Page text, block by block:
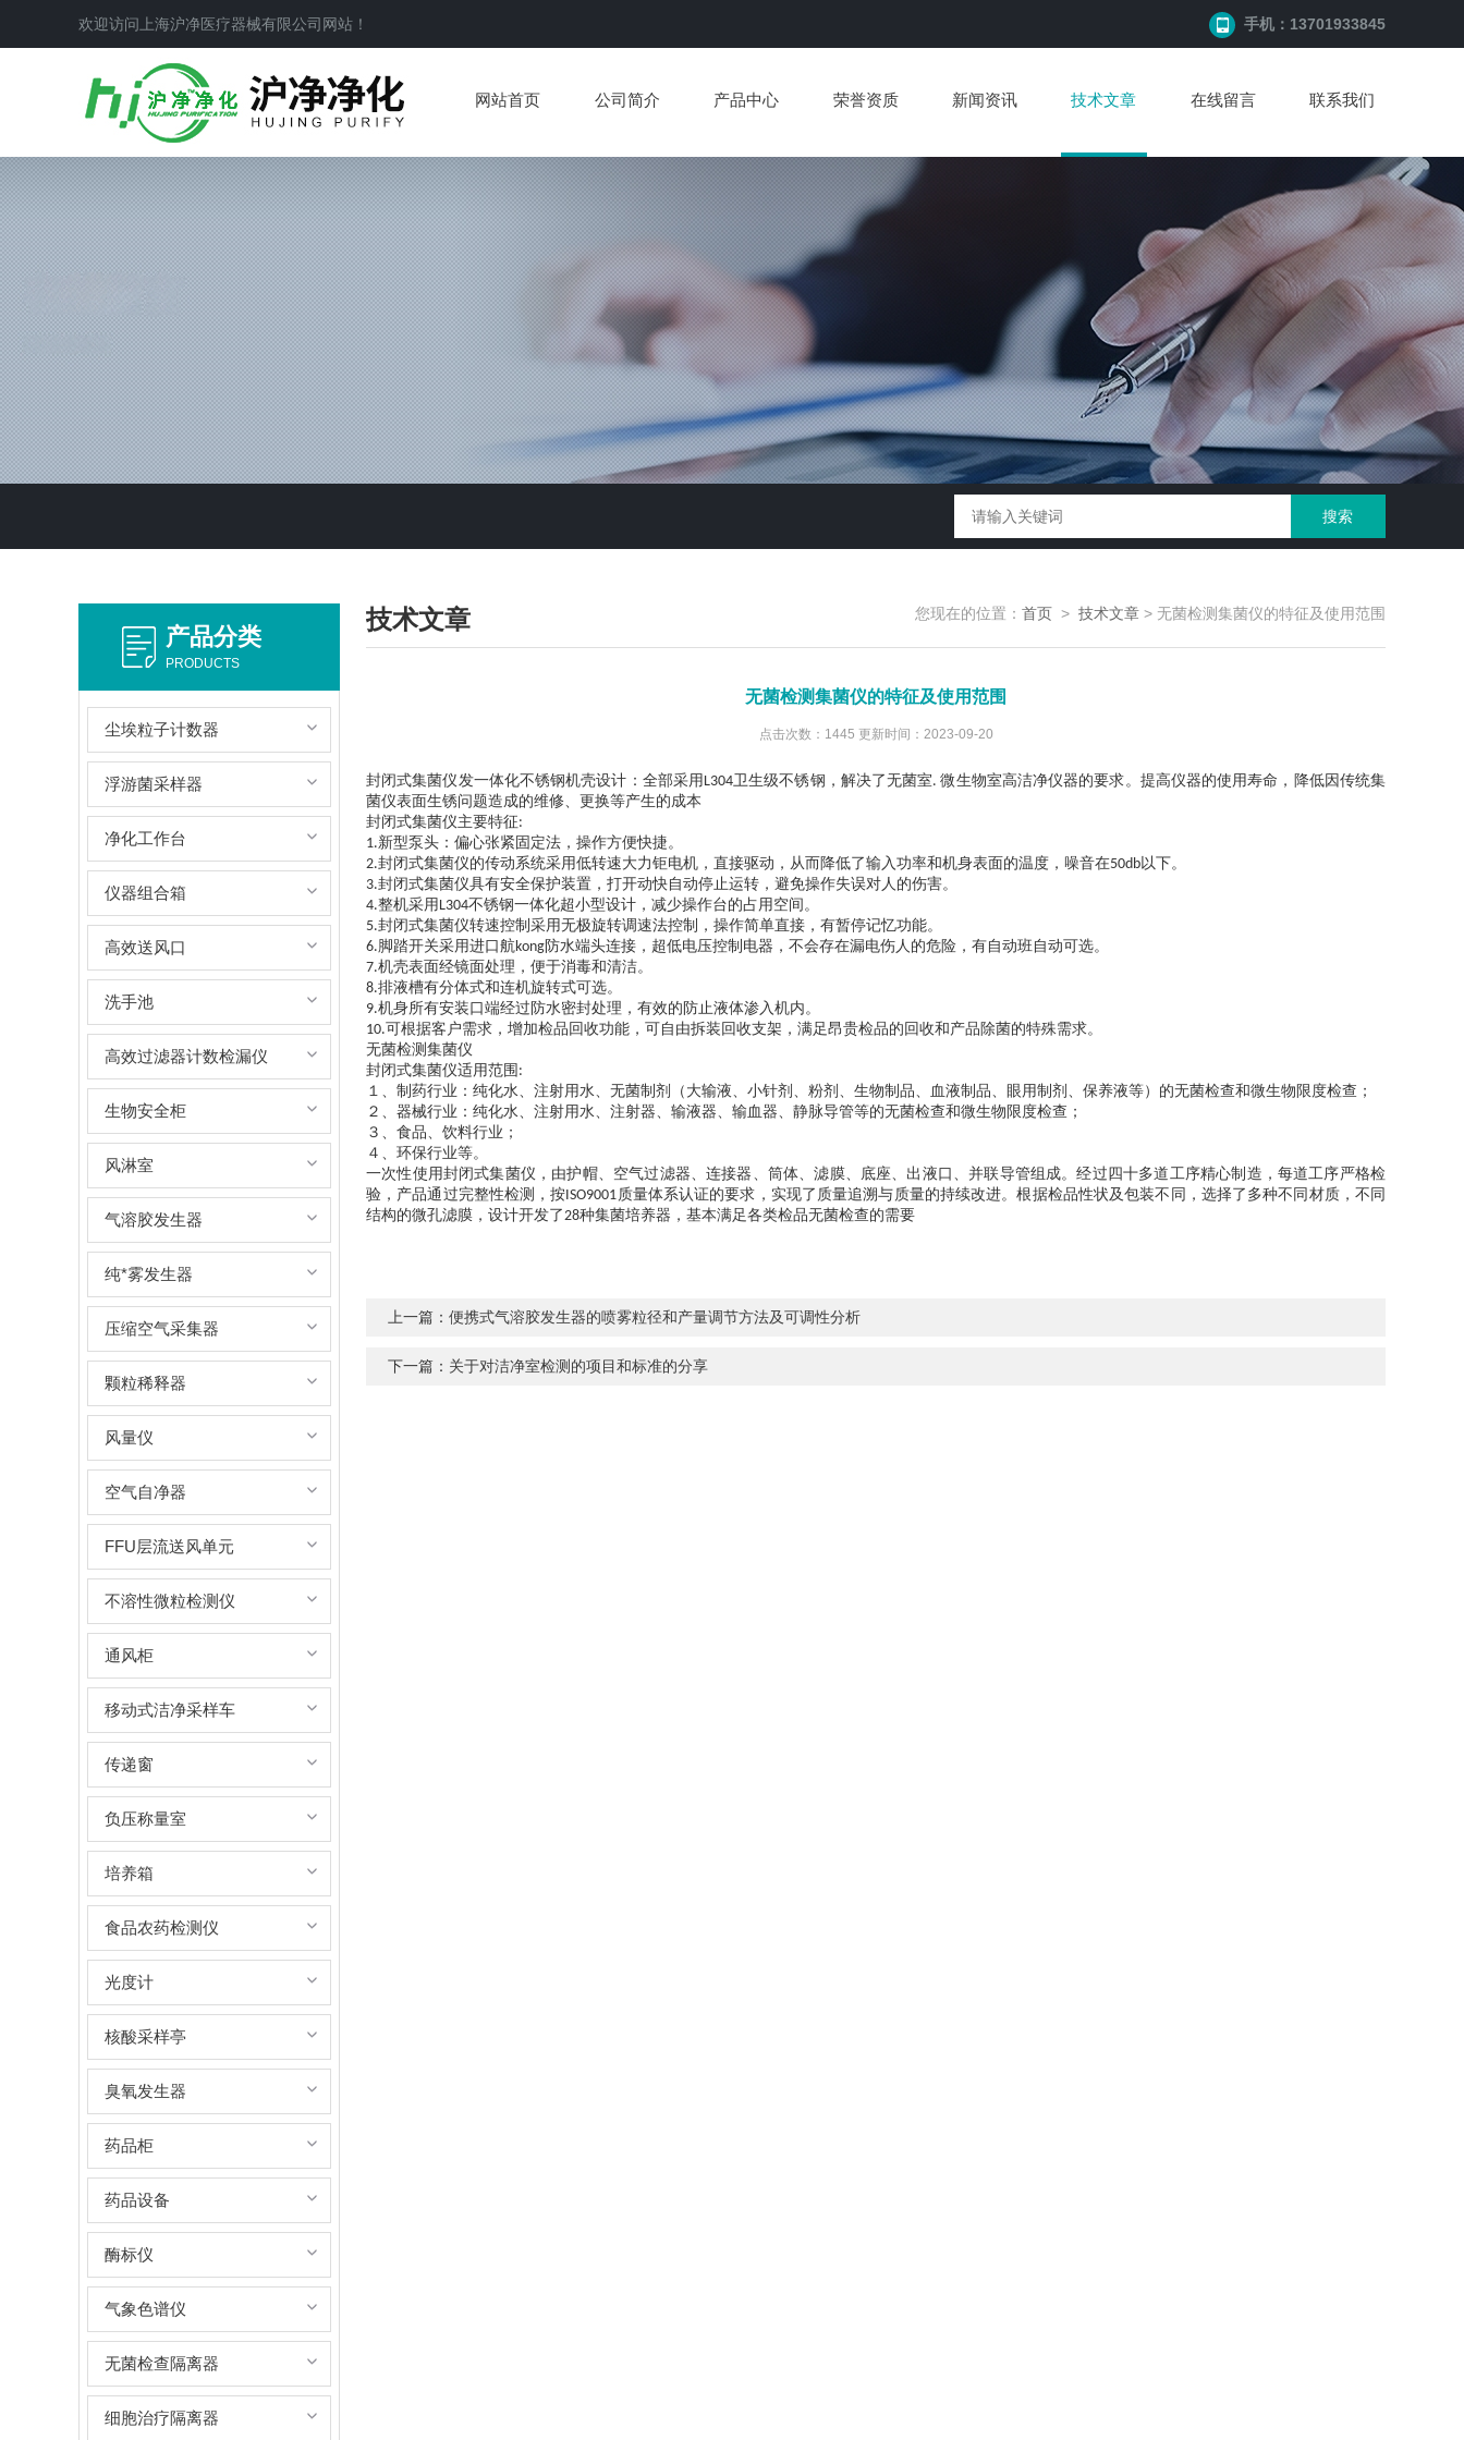
欢迎访问上海沪净医疗器械有限公司网站！ 手机：13701933845
网站首页 公司简介 产品中心 荣誉资质 新闻资讯 技术文章 在线留言 联系我们
技术文章 您现在的位置： 首页 > 技术文章 > 无菌检测集菌仪的特征及使用范围
无菌检测集菌仪的特征及使用范围
点击次数：1445 更新时间：2023-09-20
封闭式集菌仪发一体化不锈钢机壳设计：全部采用 L304卫生级不锈钢，解决了无菌室.微生物室高洁净仪器的要求。提高仪器的使用寿命，降低因传统集
菌仪表面生锈问题造成的维修、更换等产生的成本
封闭式集菌仪主要特征:
1.新型泵头：偏心张紧固定法，操作方便快捷。
2.封闭式集菌仪的传动系统采用低转速大力钜电机，直接驱动，从而降低了输入功率和机身表面的温度，噪音在50db以下。
3.封闭式集菌仪具有安全保护装置，打开动快自动停止运转，避免操作失误对人的伤害。
4.整机采用 L304不锈钢一体化超小型设计，减少操作台的占用空间。
5.封闭式集菌仪转速控制采用无极旋转调速法控制，操作简单直接，有暂停记忆功能。
6.脚踏开关采用进口航kong防水端头连接，超低电压控制电器，不会存在漏电伤人的危险，有自动班自动可选。
7.机壳表面经镜面处理，便于消毒和清洁。
8.排液槽有分体式和连机旋转式可选。
9.机身所有安装口端经过防水密封处理，有效的防止液体渗入机内。
10.可根据客户需求，增加检品回收功能，可自由拆装回收支架，满足昂贵检品的回收和产品除菌的特殊需求。
无菌检测集菌仪
封闭式集菌仪适用范围 :
１、制药行业：纯化水、注射用水、无菌制剂（大输液、小针剂、粉剂、生物制品、血液制品、眼用制剂、保养液等）的无菌检查和微生物限度检查；
２、器械行业：纯化水、注射用水、注射器、输液器、输血器、静脉导管等的无菌检查和微生物限度检查；
３、食品、饮料行业；
４、环保行业等。
一次性使用封闭式集菌仪，由护帽、空气过滤器、连接器、筒体、滤膜、底座、出液口、并联导管组成。经过四十多道工序精心制造，每道工序严格检
验，产品通过完整性检测，按ISO9001质量体系认证的要求，实现了质量追溯与质量的持续改进。根据检品性状及包装不同，选择了多种不同材质，不同
结构的微孔滤膜，设计开发了28种集菌培养器，基本满足各类检品无菌检查的需要
上一篇： 便携式气溶胶发生器的喷雾粒径和产量调节方法及可调性分析
下一篇： 关于对洁净室检测的项目和标准的分享
产品分类
PRODUCTS
尘埃粒子计数器
浮游菌采样器
净化工作台
仪器组合箱
高效送风口
洗手池
高效过滤器计数检漏仪
生物安全柜
风淋室
气溶胶发生器
纯*雾发生器
压缩空气采集器
颗粒稀释器
风量仪
空气自净器
FFU层流送风单元
不溶性微粒检测仪
通风柜
移动式洁净采样车
传递窗
负压称量室
培养箱
食品农药检测仪
光度计
核酸采样亭
臭氧发生器
药品柜
药品设备
酶标仪
气象色谱仪
无菌检查隔离器
细胞治疗隔离器